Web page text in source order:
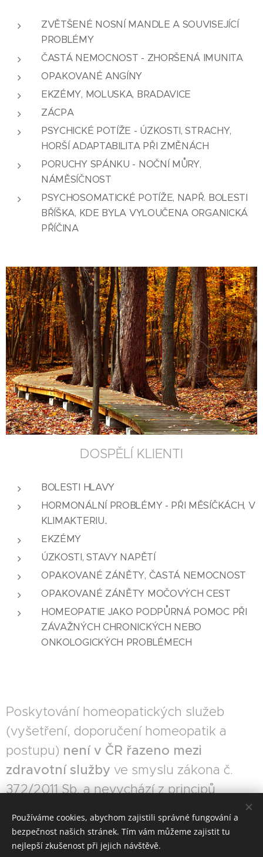
ZVĚTŠENÉ NOSNÍ MANDLE A SOUVISEJÍCÍ
PROBLÉMY
ČASTÁ NEMOCNOST - ZHORŠENÁ IMUNITA
OPAKOVANÉ ANGÍNY
EKZÉMY, MOLUSKA, BRADAVICE
ZÁCPA
PSYCHICKÉ POTÍŽE - ÚZKOSTI, STRACHY,
HORŠÍ ADAPTABILITA PŘI ZMĚNÁCH
PORUCHY SPÁNKU - NOČNÍ MŮRY,
NÁMĚSÍČNOST
PSYCHOSOMATICKÉ POTÍŽE, NAPŘ. BOLESTI
BŘÍŠKA, KDE BYLA VYLOUČENA ORGANICKÁ
PŘÍČINA
DOSPĚLÍ KLIENTI
BOLESTI HLAVY
HORMONÁLNÍ PROBLÉMY - PŘI MĚSÍČKÁCH, V
KLIMAKTERIU..
EKZÉMY
ÚZKOSTI, STAVY NAPĚTÍ
OPAKOVANÉ ZÁNĚTY, ČASTÁ NEMOCNOST
OPAKOVANÉ ZÁNĚTY MOČOVÝCH CEST
HOMEOPATIE JAKO PODPŮRNÁ POMOC PŘI
ZÁVAŽNÝCH CHRONICKÝCH NEBO
ONKOLOGICKÝCH PROBLÉMECH
Poskytování homeopatických služeb
(vyšetření, doporučení homeopatik a
postupu) není v ČR řazeno mezi
zdravotní služby ve smyslu zákona č.
372/2011 Sb. a nevychází z principů
Používáme cookies, abychom zajistili správné fungování a
bezpečnost našich stránek. Tím vám můžeme zajistit tu
nejlepší zkušenost při jejich návštěvě.